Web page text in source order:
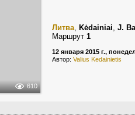
610
Литва, Kėdainiai, J.
Маршрут 1
12 января 2015 г.,
Автор: Valius Kedainietis